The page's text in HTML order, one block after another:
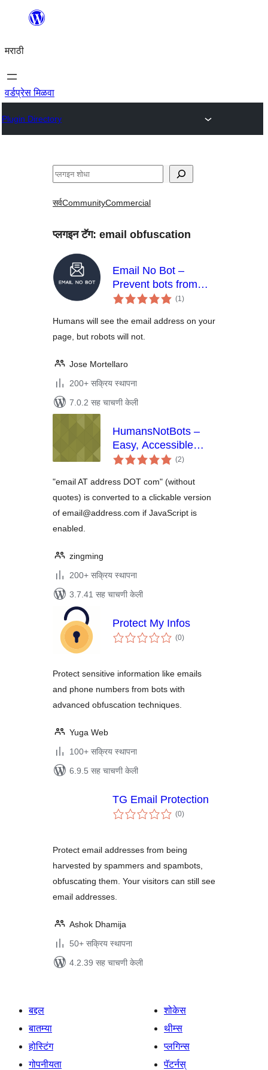
सामुग्रीवर
मराठी
वर्डप्रेस मिळवा
Plugin Directory
शोधा
सर्वCommunityCommercial
प्लगइन टॅग: email obfuscation
Email No Bot –
Prevent bots from
detecting emails
(1एकूण
मूल्यांकन
)
Humans will see the email address on your
page, but robots will not.
Jose Mortellaro
200+ सक्रिय स्थापना
7.0.2 सह चाचणी केली
HumansNotBots –
Easy, Accessible
Email Cloaker(2एकूण
मूल्यांकन
)
"email AT address DOT com" (without
quotes) is converted to a clickable version
of email@address.com if JavaScript is
enabled.
zingming
200+ सक्रिय स्थापना
3.7.41 सह चाचणी केली
Protect My Infos
(0एकूण
मूल्यांकन
)
Protect sensitive information like emails
and phone numbers from bots with
advanced obfuscation techniques.
Yuga Web
100+ सक्रिय स्थापना
6.9.5 सह चाचणी केली
TG Email Protection
(0एकूण
मूल्यांकन
)
Protect email addresses from being
harvested by spammers and spambots,
obfuscating them. Your visitors can still see
email addresses.
Ashok Dhamija
50+ सक्रिय स्थापना
4.2.39 सह चाचणी केली
बद्दल
बातम्या
होस्टिंग
गोपनीयता
शोकेस
थीम्स
प्लगिन्स
पॅटर्नस्